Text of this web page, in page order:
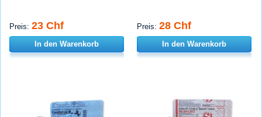
Preis: 23 Chf
In den Warenkorb
Preis: 28 Chf
In den Warenkorb